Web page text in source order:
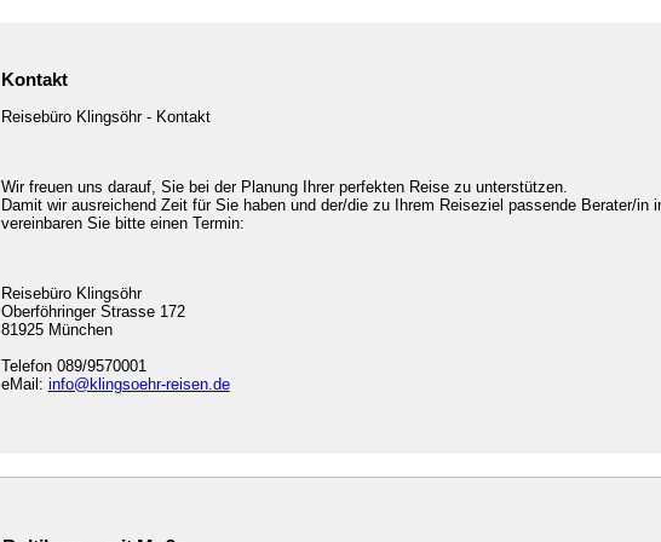
Kontakt
Reisebüro Klingsöhr - Kontakt
Wir freuen uns darauf, Sie bei der Planung Ihrer perfekten Reise zu unterstützen.
Damit wir ausreichend Zeit für Sie haben und der/die zu Ihrem Reiseziel passende Berater/in
vereinbaren Sie bitte einen Termin:
Reisebüro Klingsöhr
Oberföhringer Strasse 172
81925 München
Telefon 089/9570001
eMail: info@klingsoehr-reisen.de